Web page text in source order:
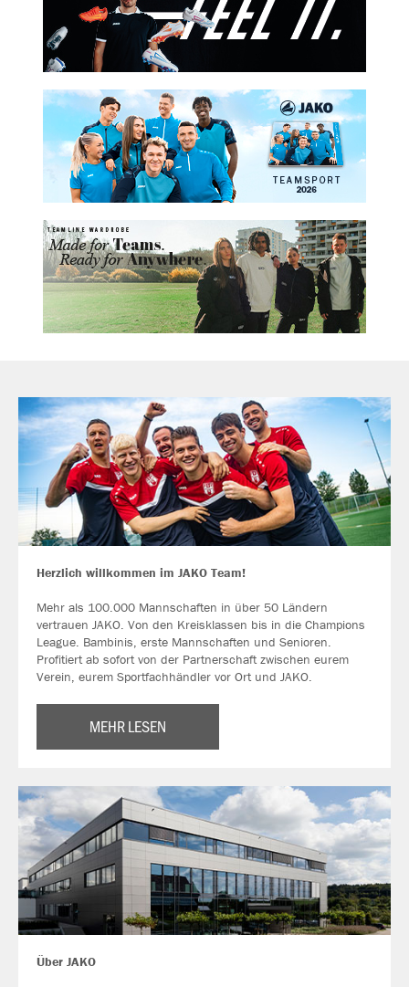
Herzlich willkommen im JAKO Team!
Mehr als 100.000 Mannschaften in über 50 Ländern
vertrauen JAKO. Von den Kreisklassen bis in die Champions
League. Bambinis, erste Mannschaften und Senioren.
Profitiert ab sofort von der Partnerschaft zwischen eurem
Verein, eurem Sportfachhändler vor Ort und JAKO.
MEHR LESEN
Über JAKO